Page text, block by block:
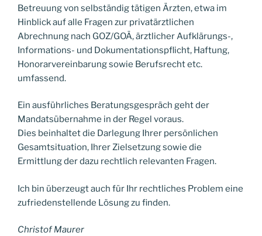
Betreuung von selbständig tätigen Ärzten, etwa im
Hinblick auf alle Fragen zur privatärztlichen
Abrechnung nach GOZ/GOÄ, ärztlicher Aufklärungs-,
Informations- und Dokumentationspflicht, Haftung,
Honorarvereinbarung sowie Berufsrecht etc.
umfassend.
Ein ausführliches Beratungsgespräch geht der
Mandatsübernahme in der Regel voraus.
Dies beinhaltet die Darlegung Ihrer persönlichen
Gesamtsituation, Ihrer Zielsetzung sowie die
Ermittlung der dazu rechtlich relevanten Fragen.
Ich bin überzeugt auch für Ihr rechtliches Problem eine
zufriedenstellende Lösung zu finden.
Christof Maurer